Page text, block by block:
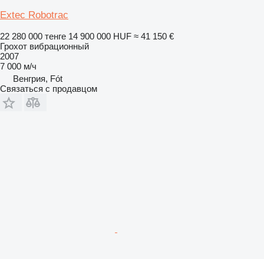
Extec Robotrac
22 280 000 тенге 14 900 000 HUF ≈ 41 150 €
Грохот вибрационный
2007
7 000 м/ч
Венгрия, Fót
Связаться с продавцом